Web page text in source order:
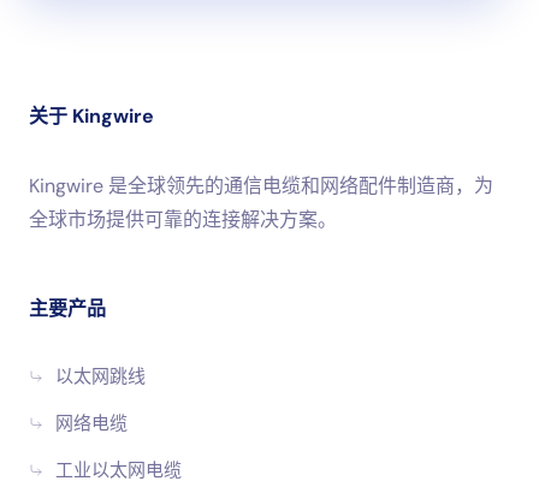
关于 Kingwire
Kingwire 是全球领先的通信电缆和网络配件制造商，为
全球市场提供可靠的连接解决方案。
主要产品
以太网跳线
网络电缆
工业以太网电缆